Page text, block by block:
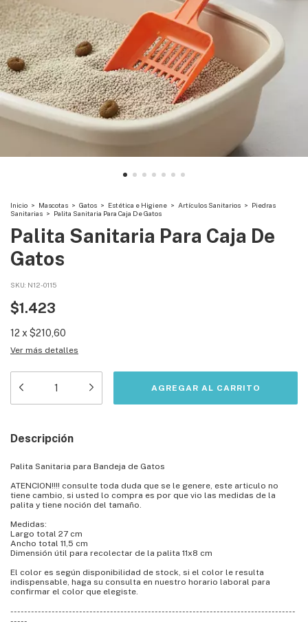
Inicio > Mascotas > Gatos > Estética e Higiene > Artículos Sanitarios > Piedras
Sanitarias > Palita Sanitaria Para Caja De Gatos
Palita Sanitaria Para Caja De
Gatos
SKU: N12-0115
$1.423
12 x $210,60
Ver más detalles
Descripción
Palita Sanitaria para Bandeja de Gatos
ATENCION!!!! consulte toda duda que se le genere, este articulo no
tiene cambio, si usted lo compra es por que vio las medidas de la
palita y tiene noción del tamaño.
Medidas:
Largo total 27 cm
Ancho total 11,5 cm
Dimensión útil para recolectar de la palita 11x8 cm
El color es según disponibilidad de stock, si el color le resulta
indispensable, haga su consulta en nuestro horario laboral para
confirmar el color que elegiste.
-----------------------------------------------------------------------------------
-----